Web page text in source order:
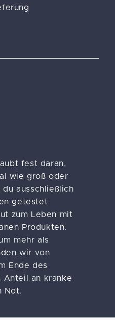
fest daran,
wie groß oder
ausschließlich
getestet
zum Leben mit
Produkten.
mehr als
wir von
Ende des
Anteil an kranke
Not.